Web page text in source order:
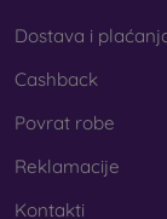
udarce i
Plastika
popularne.
dobre učinke
Koža
Dostava i
Cashback
Povrat robe
Reklamacije
Kontakti